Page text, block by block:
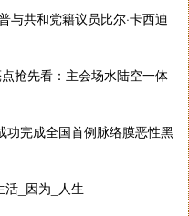
与共和党籍议员比尔·卡西迪
抢先看：主会场水陆空一体
功完成全国首例脉络膜恶性黑
活_因为_人生